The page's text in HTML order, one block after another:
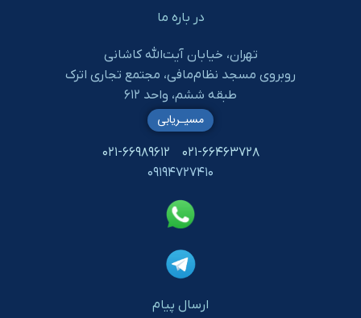
در باره ما
تهران، خیابان آیت‌الله کاشانی
روبروی مسجد نظام‌مافی، مجتمع تجاری اترک
طبقه ششم، واحد ۶۱۲
۰۲۱-۶۶۴۶۳۷۲۸
۰۲۱-۶۶۹۸۹۶۱۲
۰۹۱۹۴۷۲۷۴۱۰
ارسال پیام
مسیـریابی